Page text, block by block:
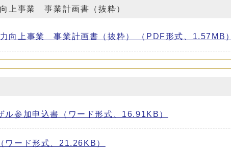
上事業 事業計画書（抜粋）
向上事業 事業計画書（抜粋） （PDF形式、1.57MB）
参加申込書（ワード形式、16.91KB）
ード形式、21.26KB）